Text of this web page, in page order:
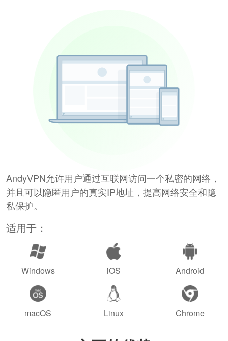
AndyVPN允许用户通过互联网访问一个私密的网络，
并且可以隐匿用户的真实IP地址，提高网络安全和隐
私保护。
适用于：
Windows iOS Android
macOS Linux Chrome